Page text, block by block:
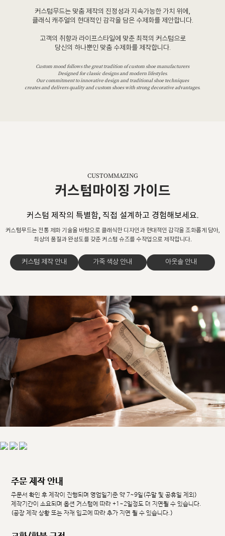
커스텀무드는 맞춤 제작의 진정성과 지속가능한 가치 위에,
클래식 캐주얼의 현대적인 감각을 담은 수제화를 제안합니다.
고객의 취향과 라이프스타일에 맞춘 최적의 커스텀으로
당신의 하나뿐인 맞춤 수제화를 제작합니다.
Custom mood follows the great tradition of custom shoe manufacturers
Designed for classic designs and modern lifestyles.
Our commitment to innovative design and traditional shoe techniques
creates and delivers quality and custom shoes with strong decorative advantages.
CUSTOMMAZING
커스텀마이징 가이드
커스텀 제작의 특별함, 직접 설계하고 경험해보세요.
커스텀무드는 전통 제화 기술을 바탕으로 클래식한 디자인과 현대적인 감각을 조화롭게 담아,
최상의 품질과 완성도를 갖춘 커스텀 슈즈를 수작업으로 제작합니다.
커스텀 제작 안내 가죽 색상 안내 아웃솔 안내
주문 제작 안내
주문서 확인 후 제작이 진행되며 영업일기준 약 7~9일(주말 및 공휴일 제외)
제작기간이 소요되며 옵션 커스텀에 따라 +1~2일정도 더 지연될 수 있습니다.
(공장 제작 상황 또는 자재 입고에 따라 추가 지연 될 수 있습니다.)